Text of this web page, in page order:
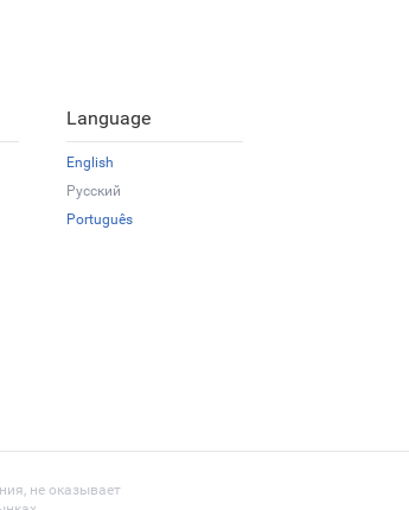
Language
English
Русский
Português
не оказывает